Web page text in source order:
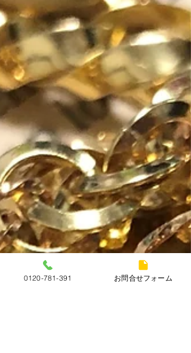
masuya82
7月31日
本日（7月31日）の金（K18）
プラチナ（Pt900）の買取価格
本日（7月31日）の金（K18）プラチナ
（Pt900）の買取価格！ K18 ￥16,800/g
Pt900 ￥8,000/g ※当日中でも相場の乱高下によ
り、買取価格を変更する場合がありますので、ご
理解賜りますようお願い申し上げます ※相場の
高下により相場が落ち着かないため、表示価格で
の買取ができない場合がありますので、お問い合
わせくださいますようお願い申し上げます ※土
祝日のお買取りですが、品物によってお取り扱い
できない場合がございます。ご来店前にお問い合
わせくださいませ 金やプラチナの切れてしまっ
0120-781-391 お問合せフォーム